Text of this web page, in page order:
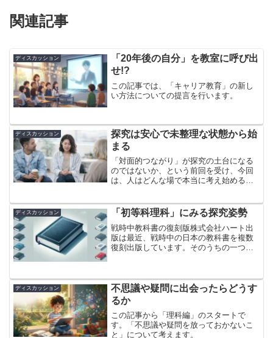
関連記事
ディスカッション
「20年後の自分」を教室に呼び出
せ!?
この記事では、「キャリア教育」の新し
い方法についての提言を行います。
ディスカッション
探究は安心で未整理な状態から始
まる
「対面的つながり」が探究の土台になる
のではないか、という前回を受け、今回
は、人はどんな場で本当に考え始めるの
ディスカッション 「初等科理科」にみる探究姿勢
戦時中教科書の復刻版株式会社ハート出
版は最近、戦時中の日本の教科書を複数
復刻出版しています。そのうちの一つ、
===この授業の基本理念は...
ディスカッション
不思議や疑問に出会ったらどうす
るか
この記事から「理科編」のスタートで
す。「不思議や疑問を放っておかないこ
と」について考えます。